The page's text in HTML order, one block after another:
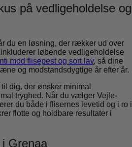
på vedligeholdelse og
du en løsning, der rækker ud over
inkluderer løbende vedligeholdelse
mod flisepest og sort lav, så dine
og modstandsdygtige år efter år.
dig, der ønsker minimal
tryghed. Når du vælger Vejle-
du både i flisernes levetid og i ro i
flotte og holdbare resultater i
Grenaa